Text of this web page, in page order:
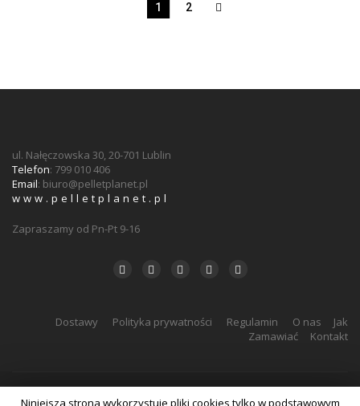
1 2
ul. Nałęczowska 30, 20-701 Lublin
Telefon: 799 010 406
Email: biuro@pelletplanet.pl
www.pelletplanet.pl
Zapraszamy od Pn-Pt 9-16
Dostawy Polityka prywatności Regulamin O nas
Jak
Zamawiać
Kontakt
Niniejsza strona wykorzystuje pliki cookies tylko w podstawowym